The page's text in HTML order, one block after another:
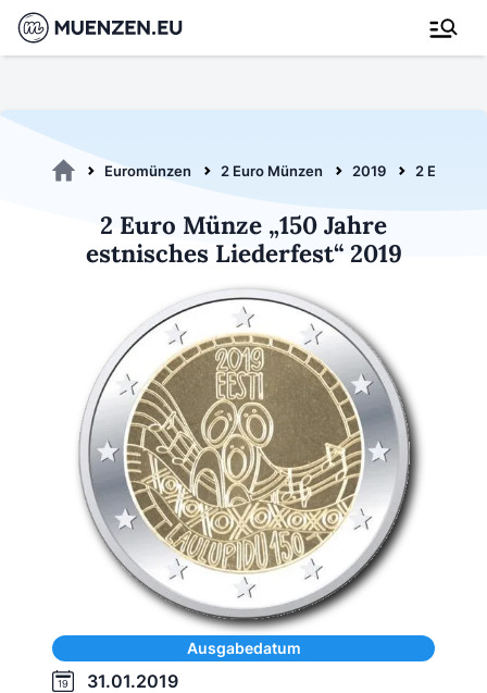
Euromünzen 2 Euro Münzen 2019 2 Euro
2 Euro Münze „150 Jahre
estnisches Liederfest“ 2019
Ausgabedatum
31.01.2019